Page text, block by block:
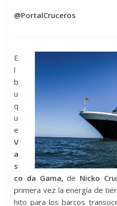
@PortalCruceros
E
l
b
u
q
u
e
V
a
s
co da Gama, de Nicko
primera vez la energía de
hito para los barcos